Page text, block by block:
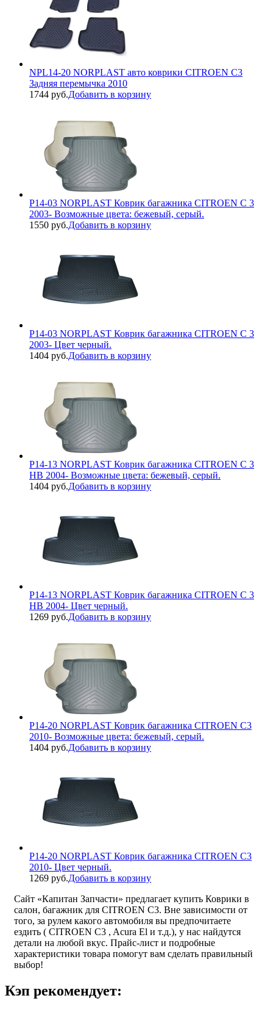
NPL14-20 NORPLAST авто коврики CITROEN C3
Задняя перемычка 2010
1744 руб.Добавить в корзину
P14-03 NORPLAST Коврик багажника CITROEN C 3
2003- Возможные цвета: бежевый, серый.
1550 руб.Добавить в корзину
P14-03 NORPLAST Коврик багажника CITROEN C 3
2003- Цвет черный.
1404 руб.Добавить в корзину
P14-13 NORPLAST Коврик багажника CITROEN C 3
HB 2004- Возможные цвета: бежевый, серый.
1404 руб.Добавить в корзину
P14-13 NORPLAST Коврик багажника CITROEN C 3
HB 2004- Цвет черный.
1269 руб.Добавить в корзину
P14-20 NORPLAST Коврик багажника CITROEN C3
2010- Возможные цвета: бежевый, серый.
1404 руб.Добавить в корзину
P14-20 NORPLAST Коврик багажника CITROEN C3
2010- Цвет черный.
1269 руб.Добавить в корзину
Сайт «Капитан Запчасти» предлагает купить Коврики в
салон, багажник для CITROEN C3. Вне зависимости от
того, за рулем какого автомобиля вы предпочитаете
ездить ( CITROEN C3 , Acura El и т.д.), у нас найдутся
детали на любой вкус. Прайс-лист и подробные
характеристики товара помогут вам сделать правильный
выбор!
Кэп рекомендует: